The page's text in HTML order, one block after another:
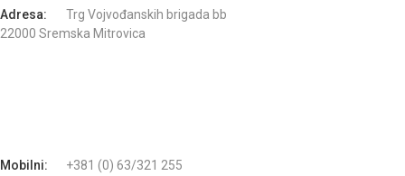
Adresa:
Trg Vojvođanskih brigada bb
22000 Sremska Mitrovica
Mobilni:
+381 (0) 63/321 255